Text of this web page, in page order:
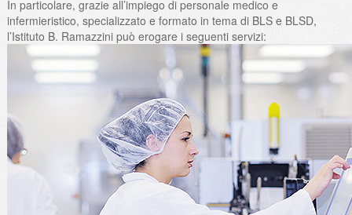
In particolare, grazie all’impiego di personale medico e
infermieristico, specializzato e formato in tema di BLS e BLSD,
l’Istituto B. Ramazzini può erogare i seguenti servizi: